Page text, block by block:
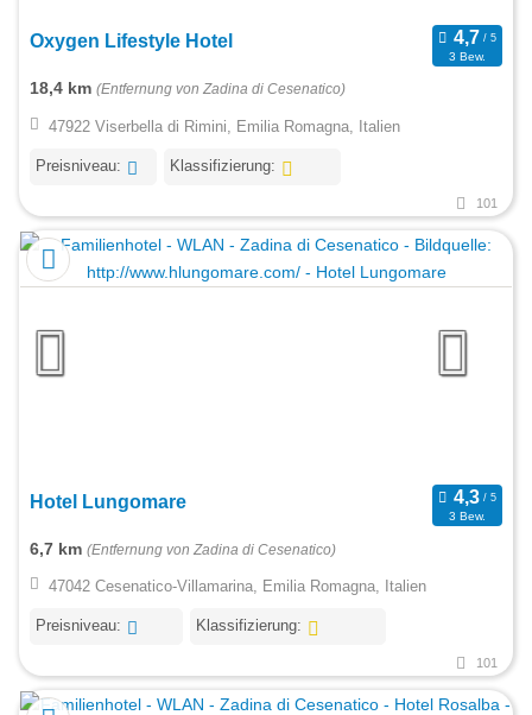
Oxygen Lifestyle Hotel
3 Bew.
18,4 km (Entfernung von Zadina di Cesenatico)
47922 Viserbella di Rimini, Emilia Romagna, Italien
Preisniveau: Klassifizierung:
101
Hotel Lungomare
3 Bew.
6,7 km (Entfernung von Zadina di Cesenatico)
47042 Cesenatico-Villamarina, Emilia Romagna, Italien
Preisniveau: Klassifizierung:
101